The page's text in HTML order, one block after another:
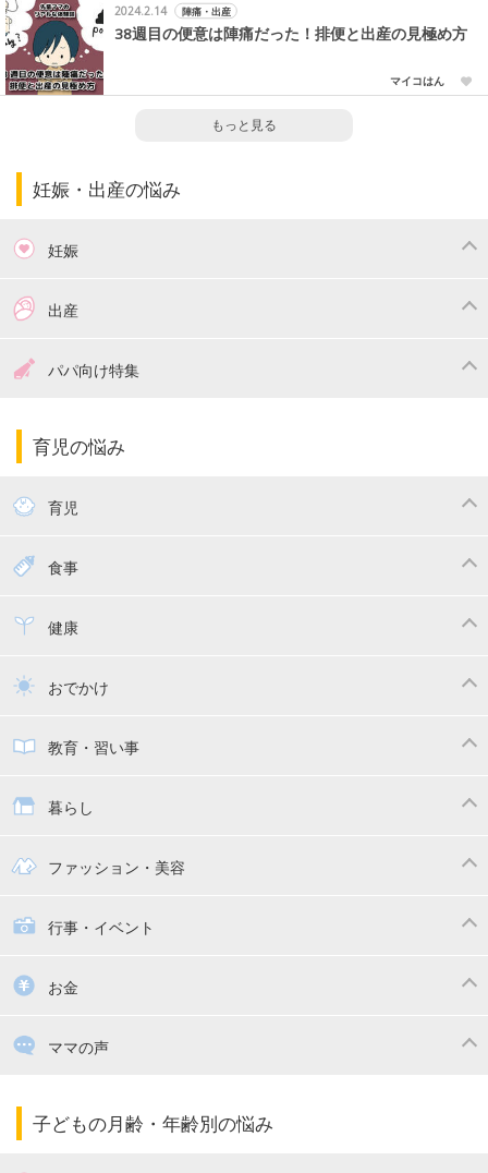
2024.2.14
陣痛・出産
38週目の便意は陣痛だった！排便と出産の見極め方
マイコはん
もっと見る
妊娠・出産の悩み
妊娠
つわり
妊娠中の食事
出産
出産準備パパ向け特集
パパ向け特集
育児の悩み
育児
赤ちゃんのお世話
寝かしつけ
トイトレ
食事
離乳食健康
乳幼児健診・予防接種
おでかけ
子供とおでかけ
抱っこ紐
教育・習い事
教育・習い事
幼稚園
絵本
暮らし
ママの日常
家族関係・夫婦関係
掃除
ファッション・美容
子供の服・ファッション
行事・イベント
漫画
出産祝い・内祝い
お金
住宅購入ママの声
子育てコラム
子どもの月齢・年齢別の悩み